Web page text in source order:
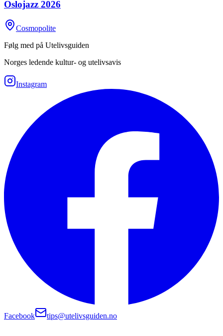
Oslojazz 2026
Cosmopolite
Følg med på Utelivsguiden
Norges ledende kultur- og utelivsavis
Instagram
Facebook tips@utelivsguiden.no